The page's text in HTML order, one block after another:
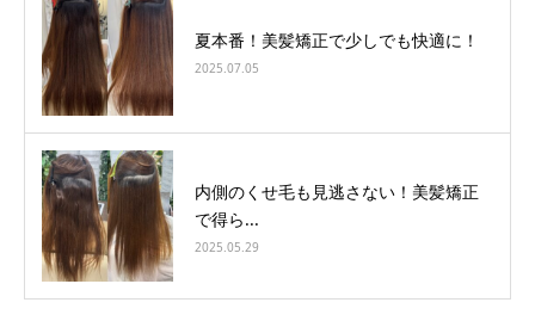
夏本番！美髪矯正で少しでも快適に！
2025.07.05
内側のくせ毛も見逃さない！美髪矯正
で得ら...
2025.05.29